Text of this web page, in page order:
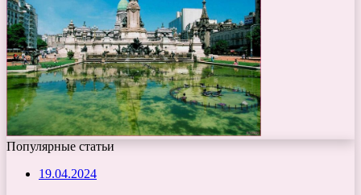
Популярные статьи
19.04.2024